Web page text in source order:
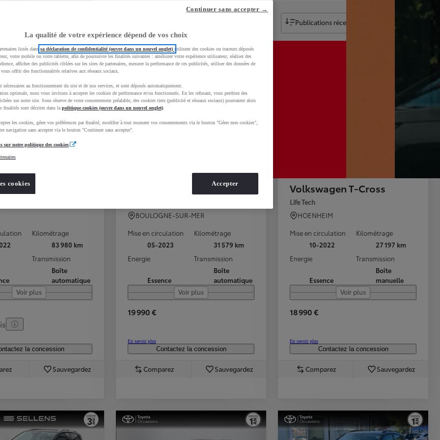
Publications récentes
T-Cross
Kilométrage
83 980 km
Transmission
Boîte
automatique
Voir plus
la concession
Sauvegardez
Volkswagen T-Cross
BOULOGNE-SUR-MER
Mise en circulation
05-2023
Kilométrage
31 579 km
Energie
Essence
Transmission
Boîte
automatique
Voir plus
19 990 €
En savoir plus
Contactez la concession
Comparez Sauvegardez
Volkswagen T-Cross
Life Tech
HOENHEIM
Mise en circulation
10-2022
Kilométrage
27 197 km
Energie
Essence
Transmission
Boîte
manuelle
Voir plus
18 990 €
En savoir plus
Contactez la concession
Comparez Sauvegardez
La qualité de votre expérience dépend de vos choix
listés dans sa déclaration de confidentialité (ouvre dans un nouvel onglet) utilisent des cookies ou traceurs déposés
votre mobile ou votre tablette, afin de poursuivre les finalités suivantes : améliorer votre expérience utilisateur, réaliser des
afficher des publicités ciblées sur les sites de partenaires, mesurer la performance de ces publicités, utiliser des données de
offrir des fonctionnalités relatives aux réseaux sociaux.
nécessaires au fonctionnement du site et de nos services, et sont déposés automatiquement.
optimale, nous vous invitons à accepter les cookies de performance et/ou fonctionnels. En les refusant, vous perdriez des
sur notre site. Sous réserve de votre consentement préalable, des cookies tiers (publicité et réseaux sociaux) pourraient alors
finalités sont décrites dans la politique cookies (ouvre dans un nouvel onglet)
les cookies, gérer vos préférences par finalité, modifier à tout moment vos consentements via le bouton "Gérer mes cookies",
navigation sans accepter via le bouton "Continuer sans accepter".
sur notre politique des cookies
cookies
Continuer sans accepter →
Accepter